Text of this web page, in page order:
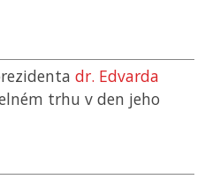
dr. Edvarda
trhu v den jeho